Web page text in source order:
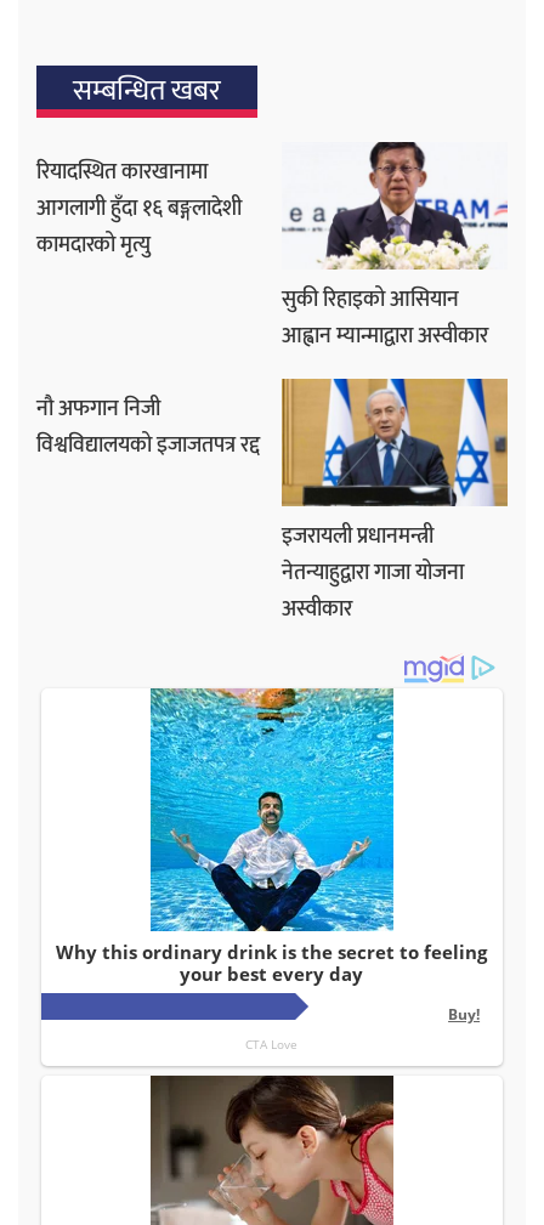
सम्बन्धित खबर
रियादस्थित कारखानामा
आगलागी हुँदा १६ बङ्गलादेशी
कामदारको मृत्यु
सुकी रिहाइको आसियान
आह्वान म्यान्माद्वारा अस्वीकार
नौ अफगान निजी
विश्वविद्यालयको इजाजतपत्र रद्द
इजरायली प्रधानमन्त्री
नेतन्याहुद्वारा गाजा योजना
अस्वीकार